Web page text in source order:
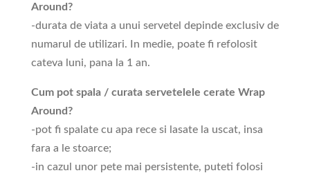
Around?
-durata de viata a unui servetel depinde exclusiv de
numarul de utilizari. In medie, poate fi refolosit
cateva luni, pana la 1 an.
Cum pot spala / curata servetelele cerate Wrap
Around?
-pot fi spalate cu apa rece si lasate la uscat, insa
fara a le stoarce;
-in cazul unor pete mai persistente, puteti folosi